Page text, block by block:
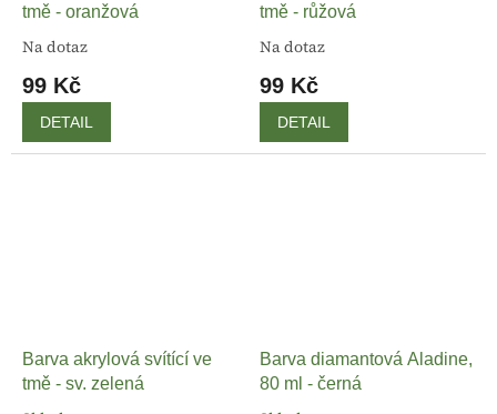
tmě - oranžová
Na dotaz
99 Kč
DETAIL
tmě - růžová
Na dotaz
99 Kč
DETAIL
Barva akrylová svítící ve
tmě - sv. zelená
Barva diamantová Aladine,
80 ml - černá